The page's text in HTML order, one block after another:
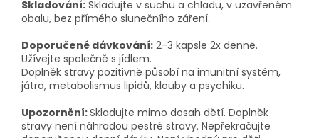
Skladování: Skladujte v suchu a chladu, v uzavřeném
obalu, bez přímého slunečního záření.
Doporučené dávkování: 2-3 kapsle 2x denně.
Užívejte společně s jídlem.
Doplněk stravy pozitivně působí na imunitní systém,
játra, metabolismus lipidů, klouby a psychiku.
Upozornění:Skladujte mimo dosah dětí. Doplněk
stravy není náhradou pestré stravy. Nepřekračujte